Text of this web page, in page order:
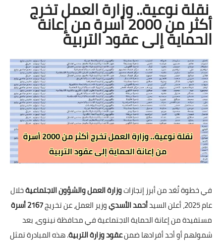
نقلة نوعية.. وزارة العمل تخرج
أكثر من 2000 أسرة من إعانة
الحماية إلى عقود التربية
في خطوة تُعَد من أبرز إنجازاتوزارة العمل والشؤون الاجتماعيةخلال
عام 2025، أعلن السيد
أحمد الأسديوزير العمل، عن تخريج2167 أسرة
مستفيدة من إعانة الحماية الاجتماعية في محافظة نينوى، بعد
شمولهم أو أحد أفرادها ضمنعقود وزارة التربية. هذه المبادرة تمثل